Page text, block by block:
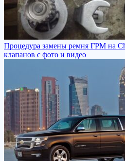
Процедура замены ремня ГРМ на
клапанов с фото и видео